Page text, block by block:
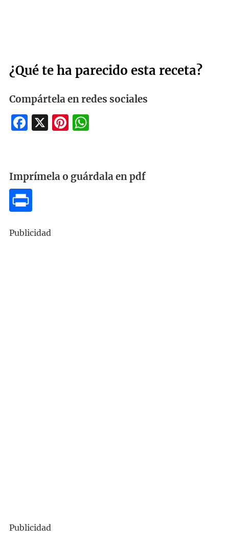
¿Qué te ha parecido esta receta?
Compártela en redes sociales
Facebook
X Pinterest
WhatsApp
Imprímela o guárdala en pdf
Publicidad
Publicidad